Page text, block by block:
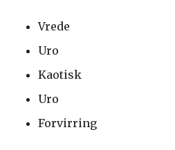
Vrede
Uro
Kaotisk
Uro
Forvirring